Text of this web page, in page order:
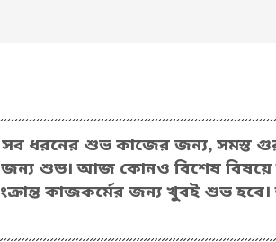
ধরনের শুভ কাজের জন্য, সমস্ত
শুভ। আজ কোনও বিশেষ বিষয়ে
কাজকর্মের জন্য খুবই শুভ